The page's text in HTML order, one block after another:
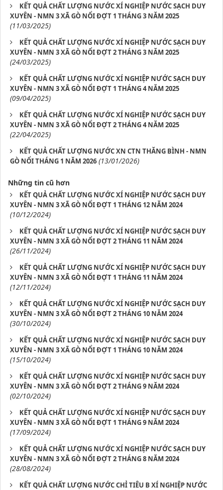
KẾT QUẢ CHẤT LƯỢNG NƯỚC XÍ NGHIỆP NƯỚC SẠCH DUY
XUYÊN - NMN 3 XÃ GÒ NỔI ĐỢT 1 THÁNG 3 NĂM 2025
(11/03/2025)
KẾT QUẢ CHẤT LƯỢNG NƯỚC XÍ NGHIỆP NƯỚC SẠCH DUY
XUYÊN - NMN 3 XÃ GÒ NỔI ĐỢT 2 THÁNG 3 NĂM 2025
(24/03/2025)
KẾT QUẢ CHẤT LƯỢNG NƯỚC XÍ NGHIỆP NƯỚC SẠCH DUY
XUYÊN - NMN 3 XÃ GÒ NỔI ĐỢT 1 THÁNG 4 NĂM 2025
(09/04/2025)
KẾT QUẢ CHẤT LƯỢNG NƯỚC XÍ NGHIỆP NƯỚC SẠCH DUY
XUYÊN - NMN 3 XÃ GÒ NỔI ĐỢT 2 THÁNG 4 NĂM 2025
(22/04/2025)
KẾT QUẢ CHẤT LƯỢNG NƯỚC XN CTN THĂNG BÌNH - NMN
GÒ NỔI THÁNG 1 NĂM 2026 (13/01/2026)
Những tin cũ hơn
KẾT QUẢ CHẤT LƯỢNG NƯỚC XÍ NGHIỆP NƯỚC SẠCH DUY
XUYÊN - NMN 3 XÃ GÒ NỔI ĐỢT 1 THÁNG 12 NĂM 2024
(10/12/2024)
KẾT QUẢ CHẤT LƯỢNG NƯỚC XÍ NGHIỆP NƯỚC SẠCH DUY
XUYÊN - NMN 3 XÃ GÒ NỔI ĐỢT 2 THÁNG 11 NĂM 2024
(26/11/2024)
KẾT QUẢ CHẤT LƯỢNG NƯỚC XÍ NGHIỆP NƯỚC SẠCH DUY
XUYÊN - NMN 3 XÃ GÒ NỔI ĐỢT 1 THÁNG 11 NĂM 2024
(12/11/2024)
KẾT QUẢ CHẤT LƯỢNG NƯỚC XÍ NGHIỆP NƯỚC SẠCH DUY
XUYÊN - NMN 3 XÃ GÒ NỔI ĐỢT 2 THÁNG 10 NĂM 2024
(30/10/2024)
KẾT QUẢ CHẤT LƯỢNG NƯỚC XÍ NGHIỆP NƯỚC SẠCH DUY
XUYÊN - NMN 3 XÃ GÒ NỔI ĐỢT 1 THÁNG 10 NĂM 2024
(15/10/2024)
KẾT QUẢ CHẤT LƯỢNG NƯỚC XÍ NGHIỆP NƯỚC SẠCH DUY
XUYÊN - NMN 3 XÃ GÒ NỔI ĐỢT 2 THÁNG 9 NĂM 2024
(02/10/2024)
KẾT QUẢ CHẤT LƯỢNG NƯỚC XÍ NGHIỆP NƯỚC SẠCH DUY
XUYÊN - NMN 3 XÃ GÒ NỔI ĐỢT 1 THÁNG 9 NĂM 2024
(17/09/2024)
KẾT QUẢ CHẤT LƯỢNG NƯỚC XÍ NGHIỆP NƯỚC SẠCH DUY
XUYÊN - NMN 3 XÃ GÒ NỔI ĐỢT 2 THÁNG 8 NĂM 2024
(28/08/2024)
KẾT QUẢ CHẤT LƯỢNG NƯỚC CHỈ TIÊU B XÍ NGHIỆP NƯỚC